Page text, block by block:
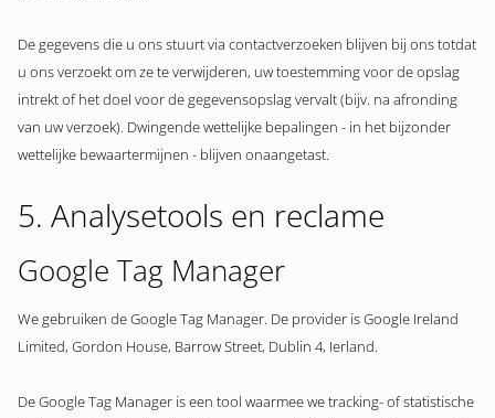
De gegevens die u ons stuurt via contactverzoeken blijven bij ons totdat
u ons verzoekt om ze te verwijderen, uw toestemming voor de opslag
intrekt of het doel voor de gegevensopslag vervalt (bijv. na afronding
van uw verzoek). Dwingende wettelijke bepalingen - in het bijzonder
wettelijke bewaartermijnen - blijven onaangetast.
5. Analysetools en reclame
Google Tag Manager
We gebruiken de Google Tag Manager. De provider is Google Ireland
Limited, Gordon House, Barrow Street, Dublin 4, Ierland.
De Google Tag Manager is een tool waarmee we tracking- of statistische